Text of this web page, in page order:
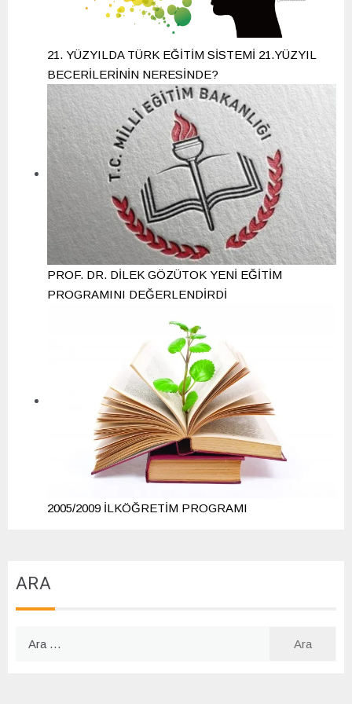
21. YÜZYILDA TÜRK EĞİTİM SİSTEMİ 21.YÜZYIL
BECERİLERİNİN NERESİNDE?
PROF. DR. DİLEK GÖZÜTOK YENİ EĞİTİM
PROGRAMINI DEĞERLENDİRDİ
2005/2009 İLKÖĞRETİM PROGRAMI
ARA